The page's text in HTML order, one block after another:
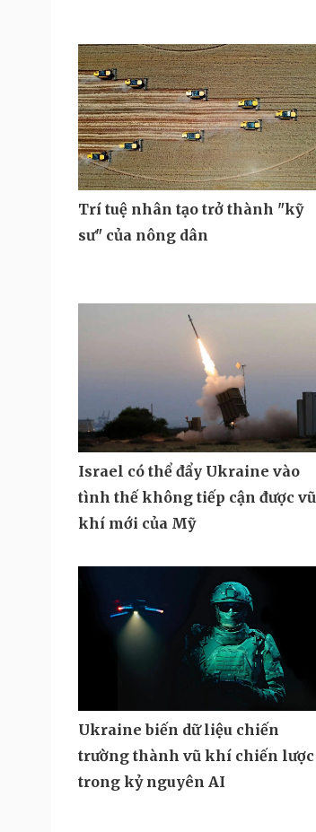
Trí tuệ nhân tạo trở thành "kỹ
sư" của nông dân
Israel có thể đẩy Ukraine vào
tình thế không tiếp cận được vũ
khí mới của Mỹ
Ukraine biến dữ liệu chiến
trường thành vũ khí chiến lược
trong kỷ nguyên AI